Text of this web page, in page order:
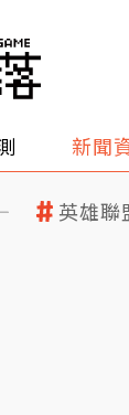
新聞
英雄聯